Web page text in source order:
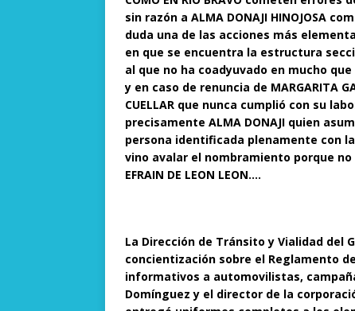
sin razón a ALMA DONAJI HINOJOSA
duda una de las acciones más
en que se encuentra la estructura
al que no ha coadyuvado en mucho
y en caso de renuncia de MARGARITA
CUELLAR que nunca cumplió con su
precisamente ALMA DONAJI quien
persona identificada plenamente con la
vino avalar el nombramiento porque
EFRAIN DE LEON LEON….
La Dirección de Tránsito y Vialidad del
concientización sobre el Reglamento
informativos a automovilistas,
Domínguez y el director de la